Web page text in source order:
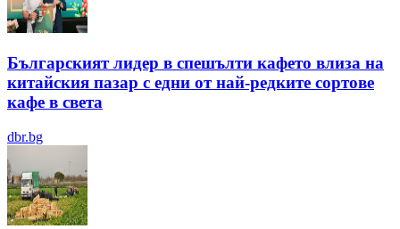
Българският лидер в спешълти кафето влиза на
китайския пазар с едни от най-редките сортове
кафе в света
dbr.bg